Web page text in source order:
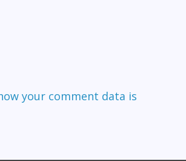
your comment data is